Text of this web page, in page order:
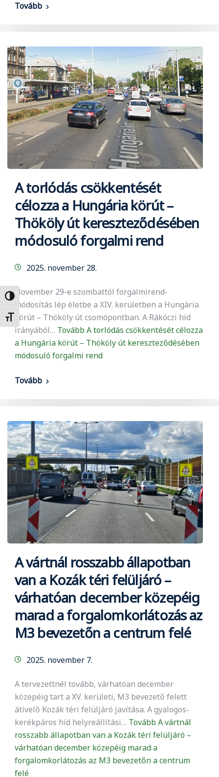
Nagy kontraszt váltása
Betűméret váltása
Tovább
A torlódás csökkentését
célozza a Hungária körút –
Thököly út kereszteződésében
módosuló forgalmi rend
2025. november 28.
November 29-e szombattól forgalmirend-
módosítás lép életbe a XIV. kerületben a Hungária
körút – Thököly út csomópontban. A Rákóczi híd
irányából… Tovább A torlódás csökkentését célozza
a Hungária körút – Thököly út kereszteződésében
módosuló forgalmi rend
Tovább
A vártnál rosszabb állapotban
van a Kozák téri felüljáró –
várhatóan december közepéig
marad a forgalomkorlátozás az
M3 bevezetőn a centrum felé
2025. november 7.
A tervezettnél tovább, várhatóan december
közepéig tart a XV. kerületi, M3 bevezető felett
átívelő Kozák téri felüljáró javítása. A gyalogos-
kerékpáros híd helyreállítási… Tovább A vártnál
rosszabb állapotban van a Kozák téri felüljáró –
várhatóan december közepéig marad a
forgalomkorlátozás az M3 bevezetőn a centrum
felé